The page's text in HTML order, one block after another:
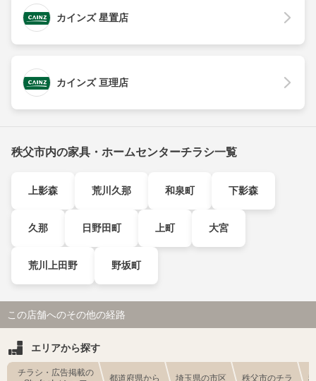
カインズ 星置店
カインズ 亘理店
秩父市内の家具・ホームセンターチラシ一覧
上影森 荒川久那 和泉町 下影森
久那 日野田町 上町 大宮
荒川上田野 野坂町
この店舗へのその他の経路
エリアから探す
チラシ・広告掲載の
都道府県から
埼玉県の市区
秩父市のチラ